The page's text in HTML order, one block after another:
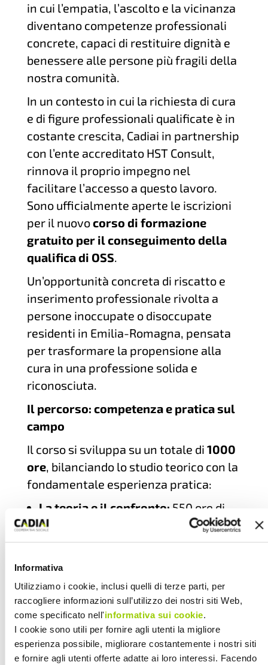
Informativa
Utilizziamo i cookie, inclusi quelli di terze parti, per
raccogliere informazioni sull’utilizzo dei nostri siti Web,
come specificato nell'informativa sui cookie.
I cookie sono utili per fornire agli utenti la migliore
esperienza possibile, migliorare costantemente i nostri siti
e fornire agli utenti offerte adatte ai loro interessi. Facendo
in cui l’empatia, l’ascolto e la vicinanza
diventano competenze professionali
concrete, capaci di restituire dignità e
benessere alle persone più fragili della
nostra comunità.
In un contesto in cui la richiesta di cura
e di figure professionali qualificate è in
costante crescita, Cadiai in partnership
con l’ente accreditato HST Consult,
rinnova il proprio impegno nel
facilitare l’accesso a questo lavoro.
Sono ufficialmente aperte le iscrizioni
per il nuovocorso di formazione
gratuito per il conseguimento della
qualifica di OSS.
Un’opportunità concreta di riscatto e
inserimento professionale rivolta a
persone inoccupate o disoccupate
residenti in Emilia-Romagna, pensata
per trasformare la propensione alla
cura in una professione solida e
riconosciuta.
Il percorso: competenza e pratica sul
campo
Il corso si sviluppa su un totale di 1000
ore, bilanciando lo studio teorico con la
fondamentale esperienza pratica:
La teoria e il confronto: 550 ore di
lezione che si terranno in aula
(presso lo spazio DUMBO a Bologna)
Il lavoro sul campo:450 ore di stage
professionalizzante per toccare con
mano la realtà del servizio.
I tempi:Il percorso inizierà a luglio